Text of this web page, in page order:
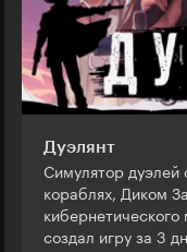
Дуэлянт
Симулятор дуэлей
кораблях, Диком
создал игру за 3